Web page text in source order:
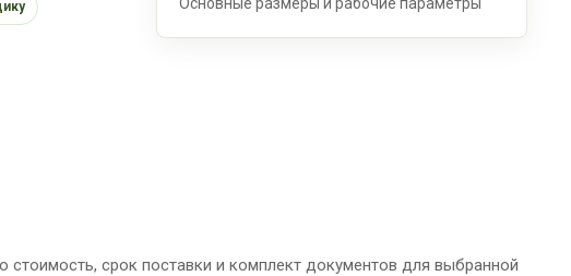
срок поставки и комплект документов для выбранной